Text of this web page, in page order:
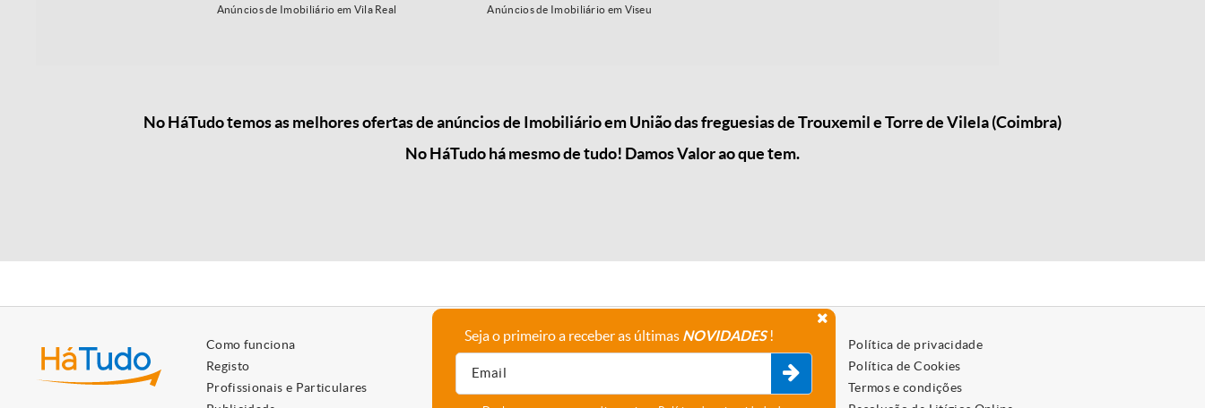
Anúncios de Imobiliário em Vila Real
Anúncios de Imobiliário em Viseu
No HáTudo temos as melhores ofertas de anúncios de Imobiliário em União das freguesias de Trouxemil e Torre de Vilela (Coimbra)
No HáTudo há mesmo de tudo! Damos Valor ao que tem.
Como funciona
Registo
Profissionais e Particulares
A empresa
Política de privacidade
Política de Cookies
Termos e condições
Seja o primeiro a receber as últimas NOVIDADES!